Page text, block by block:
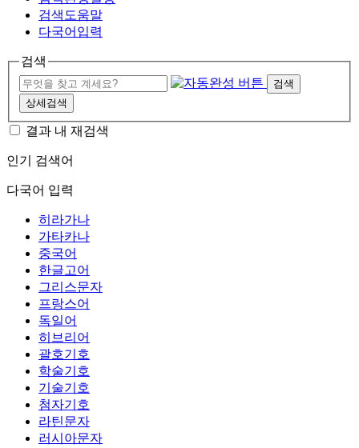
검색도움말
다국어입력
검색
검색
상세검색
결과 내 재검색
인기 검색어
다국어 입력
히라가나
가타카나
중국어
한글고어
그리스문자
프랑스어
독일어
히브리어
괄호기호
학술기호
기술기호
첨자기호
라틴문자
러시아문자